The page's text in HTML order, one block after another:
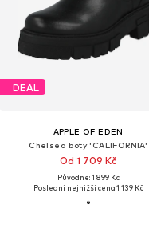
DEAL
APPLE OF EDEN
Chelsea boty 'CALIFORNIA'
Od 1 709 Kč
Původně: 1 899 Kč
Poslední nejnižší cena:1 139 Kč